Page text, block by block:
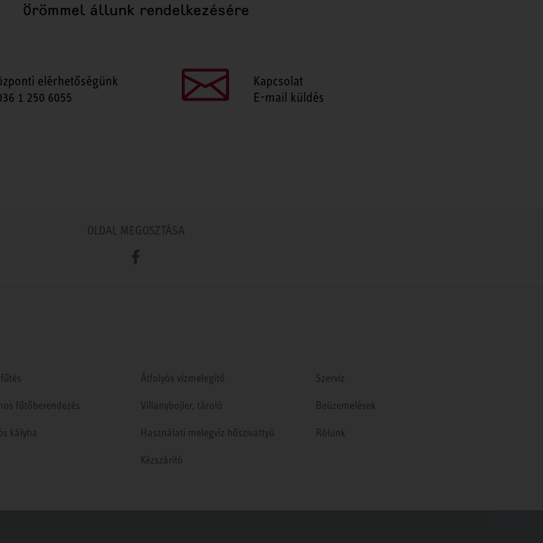
Örömmel állunk rendelkezésére
elérhetőségünk
1 250 6055
Kapcsolat
E-mail küldés
OLDAL MEGOSZTÁSA
Facebook
fűtőberendezés
kályha
Átfolyós vízmelegítő
Villanybojler, tároló
Használati melegvíz hőszivattyú
Kézszárító
Szerviz
Beüzemelések
Rólunk